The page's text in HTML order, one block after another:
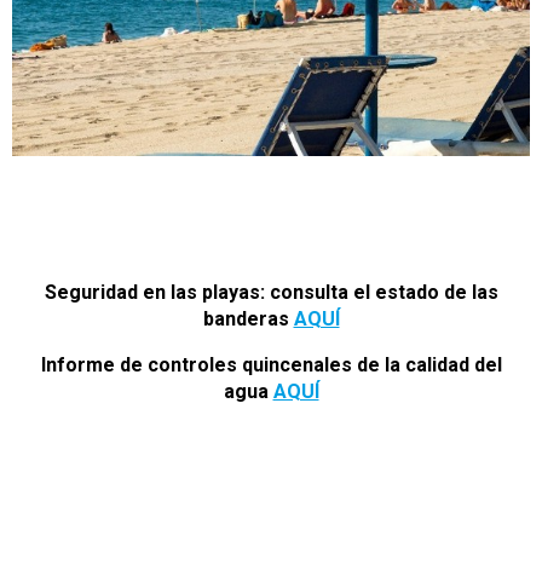
Seguridad en las playas: consulta el estado de las
banderas AQUÍ
Informe de controles quincenales de la calidad del
agua AQUÍ